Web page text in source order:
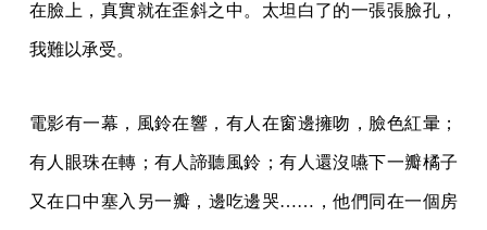
在臉上，真實就在歪斜之中。太坦白了的一張張臉孔，
我難以承受。
電影有一幕，風鈴在響，有人在窗邊擁吻，臉色紅暈；
有人眼珠在轉；有人諦聽風鈴；有人還沒嚥下一瓣橘子
又在口中塞入另一瓣，邊吃邊哭……，他們同在一個房